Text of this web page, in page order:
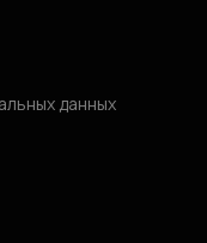
данных